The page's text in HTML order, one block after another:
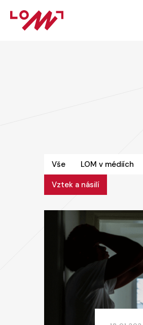
Vše LOM v médiích
Vztek a násilí